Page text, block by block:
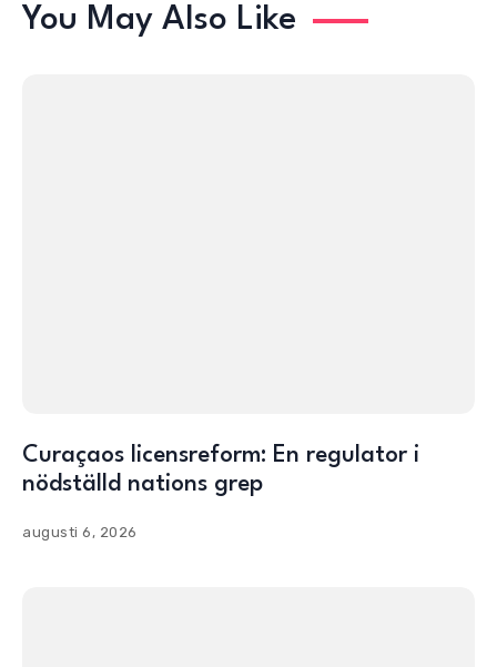
You May Also Like
Curaçaos licensreform: En regulator i
nödställd nations grep
augusti 6, 2026